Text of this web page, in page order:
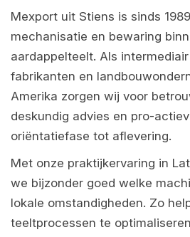
Mexport uit Stiens is sinds
mechanisatie en bewaring
aardappelteelt. Als
fabrikanten en
Amerika zorgen wij voor
deskundig advies en pro-
oriëntatiefase tot aflevering.
Met onze praktijkervaring in
we bijzonder goed welke
lokale omstandigheden. Zo
teeltprocessen te